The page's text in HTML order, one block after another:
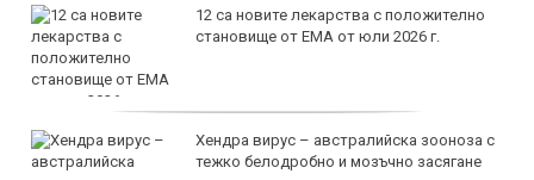
12 са новите лекарства с положително
становище от ЕМА от юли 2026 г.
Хендра вирус – австралийска зооноза с
тежко белодробно и мозъчно засягане